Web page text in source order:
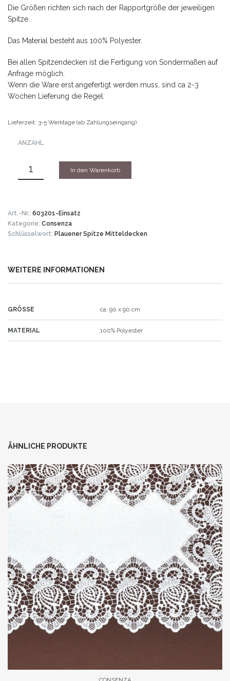
Die Größen richten sich nach der Rapportgröße der jeweiligen
Spitze.
Das Material besteht aus 100% Polyester.
Bei allen Spitzendecken ist die Fertigung von Sondermaßen auf
Anfrage möglich.
Wenn die Ware erst angefertigt werden muss, sind ca 2-3
Wochen Lieferung die Regel.
Lieferzeit: 3-5 Werktage (ab Zahlungseingang)
ANZAHL
In den Warenkorb
Art.-Nr.: 603201-Einsatz
Kategorie: Consenza
Schlüsselwort: Plauener Spitze Mitteldecken
WEITERE INFORMATIONEN
GRÖSSE ca. 90 x 90 cm
MATERIAL 100% Polyester
ÄHNLICHE PRODUKTE